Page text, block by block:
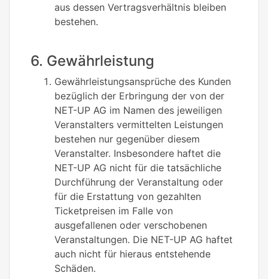
aus dessen Vertragsverhältnis bleiben
bestehen.
6. Gewährleistung
Gewährleistungsansprüche des Kunden
bezüglich der Erbringung der von der
NET-UP AG im Namen des jeweiligen
Veranstalters vermittelten Leistungen
bestehen nur gegenüber diesem
Veranstalter. Insbesondere haftet die
NET-UP AG nicht für die tatsächliche
Durchführung der Veranstaltung oder
für die Erstattung von gezahlten
Ticketpreisen im Falle von
ausgefallenen oder verschobenen
Veranstaltungen. Die NET-UP AG haftet
auch nicht für hieraus entstehende
Schäden.